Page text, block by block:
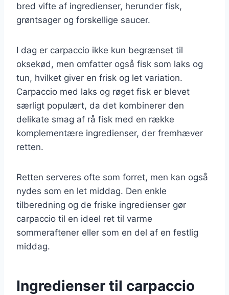
bred vifte af ingredienser, herunder fisk,
grøntsager og forskellige saucer.
I dag er carpaccio ikke kun begrænset til
oksekød, men omfatter også fisk som laks og
tun, hvilket giver en frisk og let variation.
Carpaccio med laks og røget fisk er blevet
særligt populært, da det kombinerer den
delikate smag af rå fisk med en række
komplementære ingredienser, der fremhæver
retten.
Retten serveres ofte som forret, men kan også
nydes som en let middag. Den enkle
tilberedning og de friske ingredienser gør
carpaccio til en ideel ret til varme
sommeraftener eller som en del af en festlig
middag.
Ingredienser til carpaccio